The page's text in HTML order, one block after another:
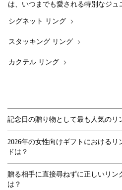
は、いつまでも愛される特別なジュ
シグネット リング
スタッキング リング
カクテル リング
記念日の贈り物として最も人気のリ
2026年の女性向けギフトにおけるリ
ドは？
贈る相手に直接尋ねずに正しいリン
は？